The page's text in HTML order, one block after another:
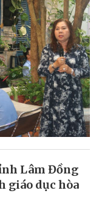
Lâm Đồng
giáo dục hòa